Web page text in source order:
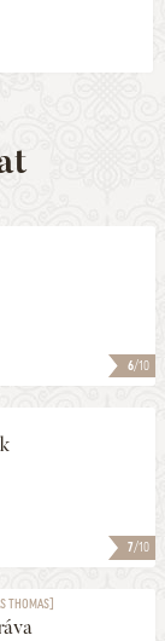
6/10
7/10
THOMAS]